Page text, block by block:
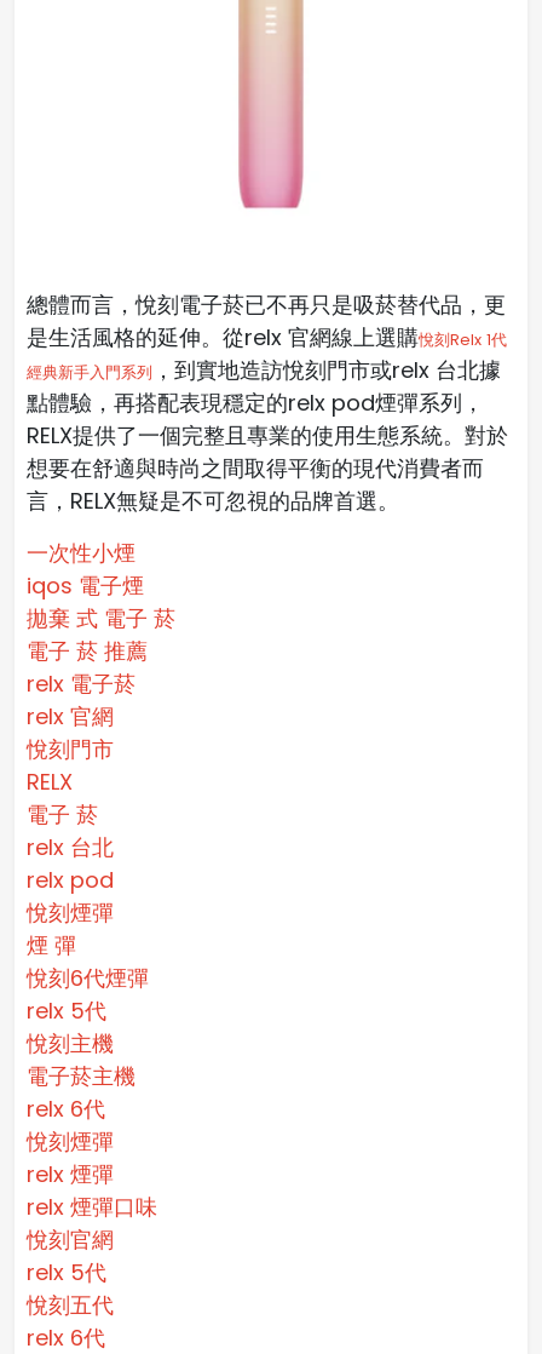
總體而言，悅刻電子菸已不再只是吸菸替代品，更
是生活風格的延伸。從relx 官網線上選購悅刻Relx 1代
經典新手入門系列 ，到實地造訪悅刻門市或relx 台北據
點體驗，再搭配表現穩定的relx pod煙彈系列，
RELX提供了一個完整且專業的使用生態系統。對於
想要在舒適與時尚之間取得平衡的現代消費者而
言，RELX無疑是不可忽視的品牌首選。
一次性小煙
iqos 電子煙​
拋棄 式 電子 菸​
電子 菸 推薦
relx 電子菸
relx 官網
悅刻門市
RELX
電子 菸
relx 台北
relx pod
悅刻煙彈
煙 彈
悅刻6代煙彈
relx 5代
悅刻主機
電子菸主機
relx 6代
悅刻煙彈
relx 煙彈
relx 煙彈口味
悅刻官網
relx 5代
悅刻五代
relx 6代